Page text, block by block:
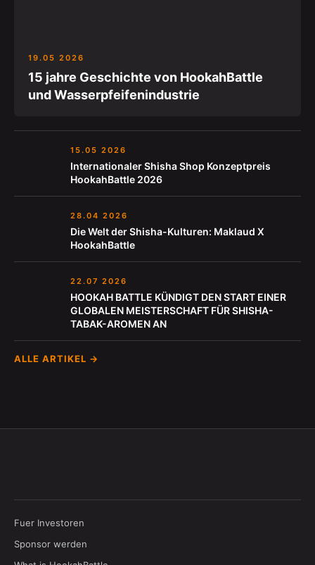
19.05 2026
15 jahre Geschichte von HookahBattle
und Wasserpfeifenindustrie
15.05 2026
Internationaler Shisha Shop Konzeptpreis
HookahBattle 2026
28.04 2026
Die Welt der Shisha-Kulturen: Maklaud X
HookahBattle
22.07 2026
HOOKAH BATTLE KÜNDIGT DEN START EINER
GLOBALEN MEISTERSCHAFT FÜR SHISHA-
TABAK-AROMEN AN
ALLE ARTIKEL →
Fuer Investoren
Sponsor werden